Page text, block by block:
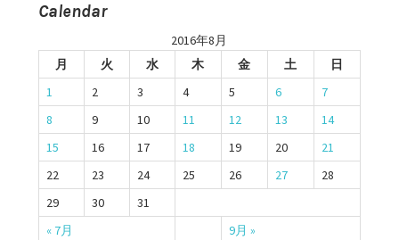
ナ
ビ
ゲ
ー
シ
ョ
ン
Calendar
2016年8月
月
火 水 木 金 土 日
« 7月 9月 »
1 2 3 4 5 6
7
8
9 10 11 12 13
14
15
16 17 18 19 20
21
22
23 24 25 26 27
28
29
30 31